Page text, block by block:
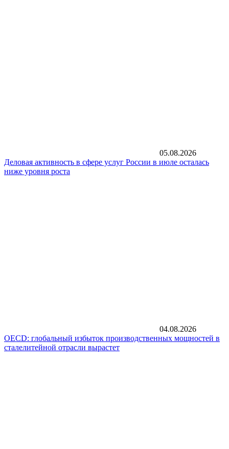
05.08.2026
Деловая активность в сфере услуг России в июле осталась
ниже уровня роста
04.08.2026
OECD: глобальный избыток производственных мощностей в
сталелитейной отрасли вырастет